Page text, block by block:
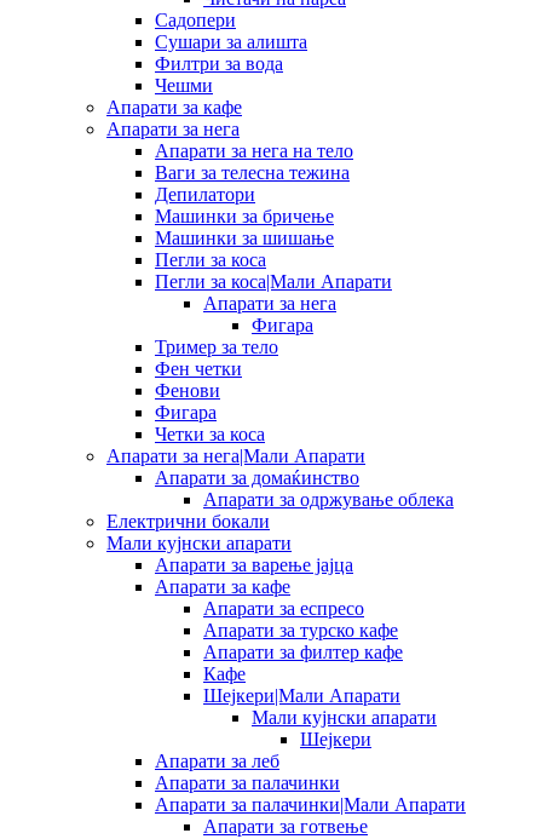
Садопери
Сушари за алишта
Филтри за вода
Чешми
Апарати за кафе
Апарати за нега
Апарати за нега на тело
Ваги за телесна тежина
Депилатори
Машинки за бричење
Машинки за шишање
Пегли за коса
Пегли за коса|Мали Апарати
Апарати за нега
Фигара
Тример за тело
Фен четки
Фенови
Фигара
Четки за коса
Апарати за нега|Мали Апарати
Апарати за домаќинство
Апарати за одржување облека
Електрични бокали
Мали кујнски апарати
Апарати за варење јајца
Апарати за кафе
Апарати за еспресо
Апарати за турско кафе
Апарати за филтер кафе
Кафе
Шејкери|Мали Апарати
Мали кујнски апарати
Шејкери
Апарати за леб
Апарати за палачинки
Апарати за палачинки|Мали Апарати
Апарати за готвење